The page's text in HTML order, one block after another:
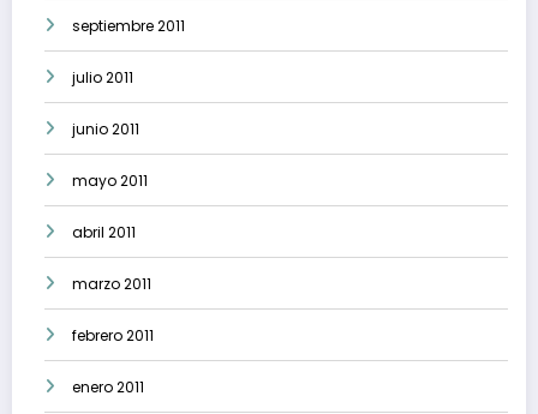
septiembre 2011
julio 2011
junio 2011
mayo 2011
abril 2011
marzo 2011
febrero 2011
enero 2011